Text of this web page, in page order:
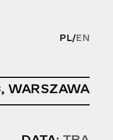
PL/ EN
PL/EN -
WARSZAWA